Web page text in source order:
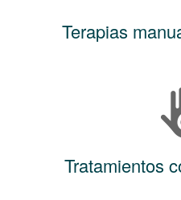
Terapias
Tratamientos